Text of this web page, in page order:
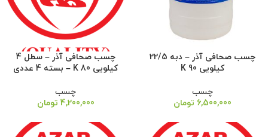
چسب صحافی آذر – دبه 22/5
کیلویی 90 K
چسب
6,500,000 تومان
چسب صحافی آذر – سطل 4
کیلویی 80 K – بسته 4 عددی
چسب
4,200,000 تومان